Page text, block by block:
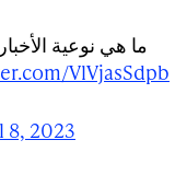
• ما هي نوعية
VlVjasSdpb
8, 2023